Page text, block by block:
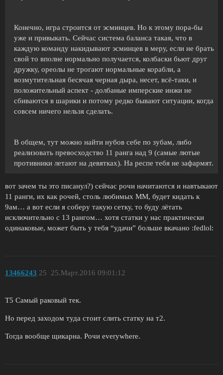
Конечно, игра строится от эсминцев. Но к этому пора-бы
уже и привыкать. Сейчас система баланса такая, что в
каждую команду накидывают эсминцев в меру, если не брать
свой то вполне нормально получается, колбаски бьют друг
дружку, ореолы не трогают нормальные корабли, а
возмутительная бесячая черная дыра, несет, всё-таки, и
положительный аспект - долбаные имперские инжи не
сбиваются в шарики и потому редко бывают ситуации, когда
совсем ничего нельзя сделать.
В общем, тут можно найти нубов себе по зубам, либо
реализовать превосходство 11 ранга над 9 (самые лютые
противники летают на девятках). На респе тебя не зафармят.
вот зачем ты это писанул?) сейчас рочи начитаются и навтыкают
11 ранги, их как рочей, столь любимых ММ, будет кидать к
9ам… а вот если я соберу такую сетку, то буду лётать
исключительно с 13 рангом… хотя статки у нас практически
одинаковые, может быть у тебя “удачи” больше вкачано :fedlol:
13466243 25.Март.2016 09:01:12
25
T5 Самый раковый тек.
Но перед заходом туда стоит слить статку на т2.
Тогда вообще щикарна. Рочи everywhere.